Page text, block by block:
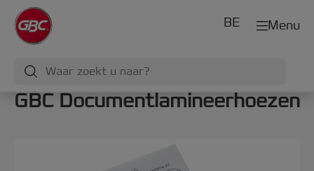
Menu
BE
GBC Documentlamineerhoezen